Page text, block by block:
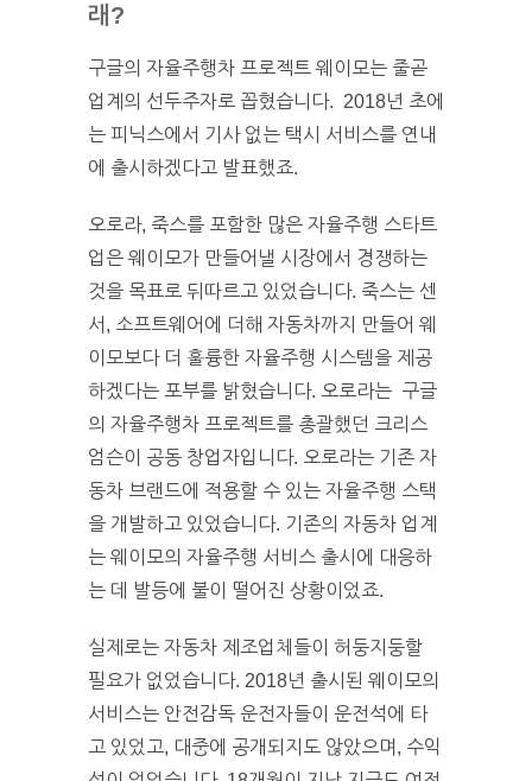
래?
구글의 자율주행차 프로젝트 웨이모는 줄곧
업계의 선두주자로 꼽혔습니다. 2018년 초에
는 피닉스에서 기사 없는 택시 서비스를 연내
에 출시하겠다고 발표했죠.
오로라, 죽스를 포함한 많은 자율주행 스타트
업은 웨이모가 만들어낼 시장에서 경쟁하는
것을 목표로 뒤따르고 있었습니다. 죽스는 센
서, 소프트웨어에 더해 자동차까지 만들어 웨
이모보다 더 훌륭한 자율주행 시스템을 제공
하겠다는 포부를 밝혔습니다. 오로라는 구글
의 자율주행차 프로젝트를 총괄했던 크리스
엄슨이 공동 창업자입니다. 오로라는 기존 자
동차 브랜드에 적용할 수 있는 자율주행 스택
을 개발하고 있었습니다. 기존의 자동차 업계
는 웨이모의 자율주행 서비스 출시에 대응하
는 데 발등에 불이 떨어진 상황이었죠.
실제로는 자동차 제조업체들이 허둥지둥할
필요가 없었습니다. 2018년 출시된 웨이모의
서비스는 안전감독 운전자들이 운전석에 타
고 있었고, 대중에 공개되지도 않았으며, 수익